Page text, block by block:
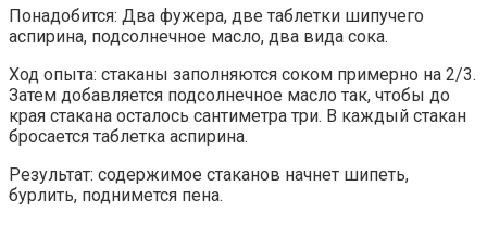
Понадобится: Два фужера, две таблетки шипучего
аспирина, подсолнечное масло, два вида сока.
Ход опыта: стаканы заполняются соком примерно на 2/3.
Затем добавляется подсолнечное масло так, чтобы до
края стакана осталось сантиметра три. В каждый стакан
бросается таблетка аспирина.
Результат: содержимое стаканов начнет шипеть,
бурлить, поднимется пена.